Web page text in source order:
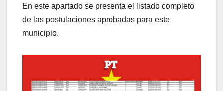
En este apartado se presenta el listado completo
de las postulaciones aprobadas para este
municipio.